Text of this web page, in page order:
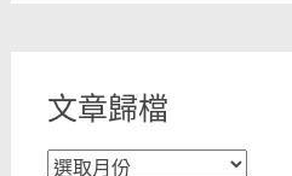
文章歸檔
文